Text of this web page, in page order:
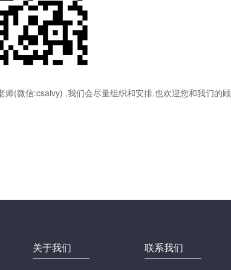
(微信:csaivy) ,我们会尽量组织和安排,也欢迎您和我们的顾
关于我们 联系我们